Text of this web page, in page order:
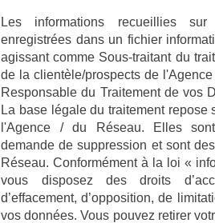
Les informations recueillies
enregistrées dans un fichier
agissant comme Sous-traitant du
de la clientèle/prospects de
Responsable du Traitement de vos
La base légale du traitement repose
l'Agence / du Réseau. Elles
demande de suppression et sont
Réseau. Conformément à la loi «
vous disposez des droits
d’effacement, d’opposition, de
vos données. Vous pouvez retirer